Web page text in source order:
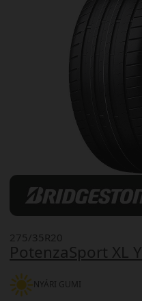
PotenzaSport XL Y
275/35R20
NYÁRI GUMI